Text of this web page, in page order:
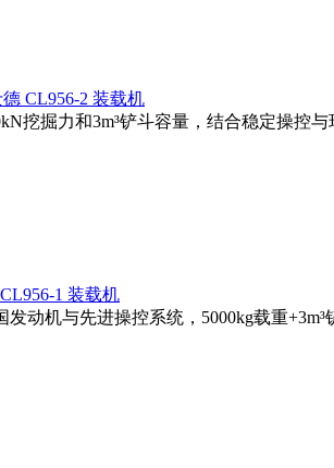
CL956-2 装载机
挖掘力和3m³铲斗容量，结合稳定操控
1 装载机
发动机与先进操控系统，5000kg载重